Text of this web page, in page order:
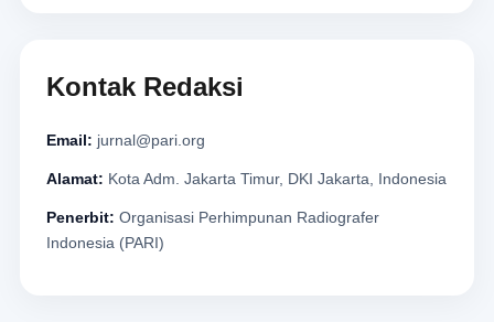
Kontak Redaksi
Email: jurnal@pari.org
Alamat: Kota Adm. Jakarta Timur, DKI Jakarta, Indonesia
Penerbit: Organisasi Perhimpunan Radiografer
Indonesia (PARI)